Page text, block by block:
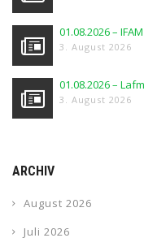
01.08.2026 –
3. August 2026
01.08.2026 –
3. August 2026
ARCHIV
August 2026
Juli 2026